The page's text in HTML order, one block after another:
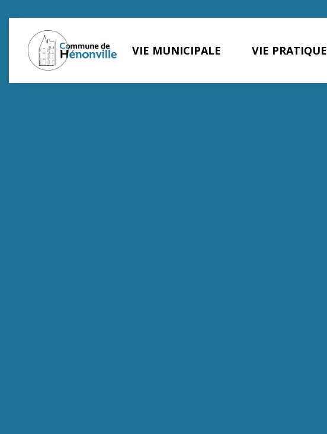
VIE MUNICIPALE VIE PRATIQUE